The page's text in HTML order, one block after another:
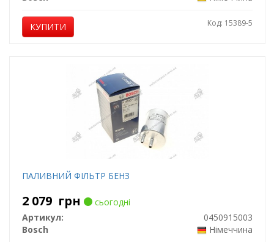
КУПИТИ Код: 15389-5
ПАЛИВНИЙ ФІЛЬТР БЕНЗ
2 079 грн
сьогодні
Артикул:
0450915003
Bosch
Німеччина